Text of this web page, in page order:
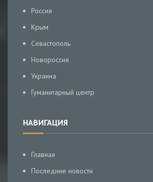
Россия
Крым
Севастополь
Новороссия
Украина
Гуманитарный центр
НАВИГАЦИЯ
Главная
Последние новости